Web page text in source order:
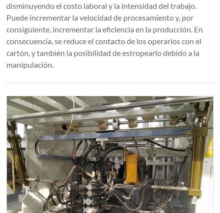
disminuyendo el costo laboral y la intensidad del trabajo.
Puede incrementar la velocidad de procesamiento y, por
consiguiente, incrementar la eficiencia en la producción. En
consecuencia, se reduce el contacto de los operarios con el
cartón, y también la posibilidad de estropearlo debido a la
manipulación.